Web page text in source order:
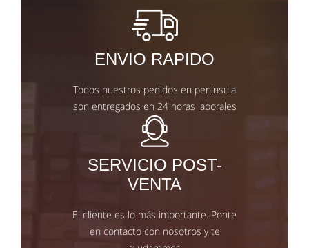
ENVIO RAPIDO
Todos nuestros pedidos en peninsula
son entregados en 24 horas laborales
SERVICIO POST-
VENTA
El cliente es lo más importante. Ponte
en contacto con nosotros y te